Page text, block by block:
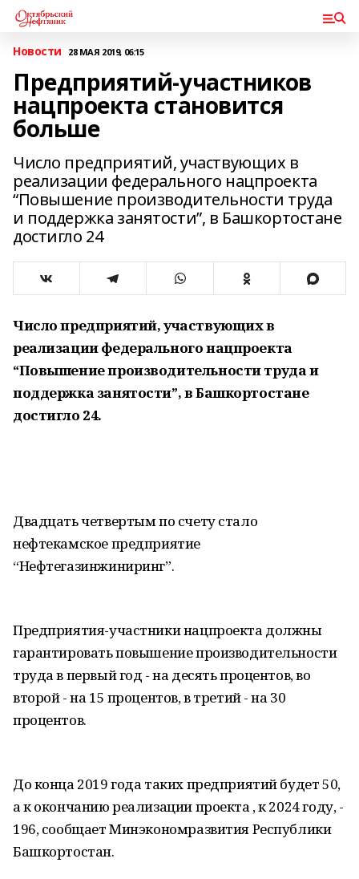
Новости 28 МАЯ 2019, 06:15
Предприятий-участников
нацпроекта становится
больше
Число предприятий, участвующих в
реализации федерального нацпроекта
“Повышение производительности труда
и поддержка занятости”, в Башкортостане
достигло 24
Число предприятий, участвующих в
реализации федерального нацпроекта
“Повышение производительности труда и
поддержка занятости”, в Башкортостане
достигло 24.
Двадцать четвертым по счету стало
нефтекамское предприятие
“Нефтегазинжиниринг”.
Предприятия-участники нацпроекта должны
гарантировать повышение производительности
труда в первый год - на десять процентов, во
второй - на 15 процентов, в третий - на 30
процентов.
До конца 2019 года таких предприятий будет 50,
а к окончанию реализации проекта , к 2024 году, -
196, сообщает Минэкономразвития Республики
Башкортостан.